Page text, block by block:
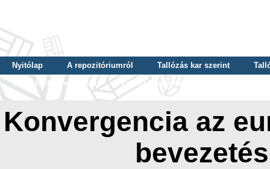
Nyitólap A repozitóriumról Tallózás kar szerint
Tallózás dátum szerint
Tallózás tudományterület szerint
Konvergencia az